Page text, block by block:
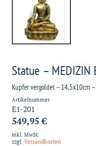
Statue – MEDIZIN
Kupfer vergoldet – 14,5x10cm
Artikelnummer
E1-201
549,95 €
inkl. MwSt.
zzgl. Versandkosten